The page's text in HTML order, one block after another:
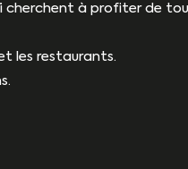
cherchent à profiter de
les restaurants.